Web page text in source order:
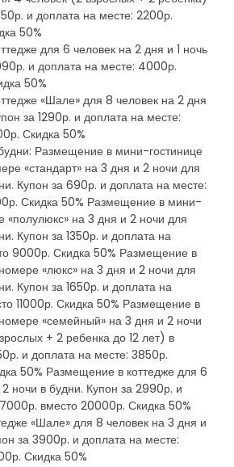
и доплата на месте: 2200р.
50%
для 6 человек на 2 дня и 1 ночь
и доплата на месте: 4000р.
50%
«Шале» для 8 человек на 2 дня
за 1290р. и доплата на месте:
Скидка 50%
Размещение в мини-гостинице
«стандарт» на 3 дня и 2 ночи для
Купон за 690р. и доплата на месте:
Скидка 50% Размещение в мини-
«полулюкс» на 3 дня и 2 ночи для
Купон за 1350р. и доплата на
9000р. Скидка 50% Размещение в
«люкс» на 3 дня и 2 ночи для
Купон за 1650р. и доплата на
11000р. Скидка 50% Размещение в
«семейный» на 3 дня и 2 ночи
+ 2 ребенка до 12 лет) в
и доплата на месте: 3850р.
50% Размещение в коттедже для 6
ночи в будни. Купон за 2990р. и
вместо 20000р. Скидка 50%
«Шале» для 8 человек на 3 дня и
за 3900р. и доплата на месте:
Скидка 50%